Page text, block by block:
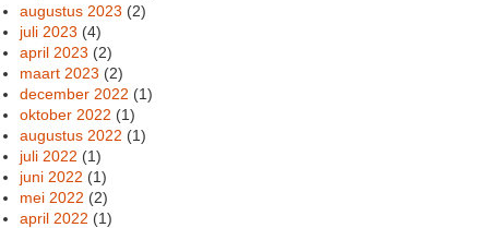
augustus 2023 (2)
juli 2023 (4)
april 2023 (2)
maart 2023 (2)
december 2022 (1)
oktober 2022 (1)
augustus 2022 (1)
juli 2022 (1)
juni 2022 (1)
mei 2022 (2)
april 2022 (1)